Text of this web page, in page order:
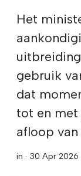
Het
gebruik
dat
tot en met
afloop van
in · 30 Apr 2026